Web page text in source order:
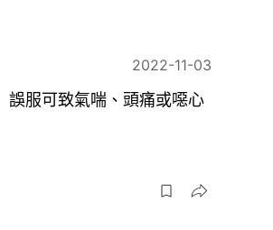
2022-11-03
服可致氣喘、頭痛或噁心